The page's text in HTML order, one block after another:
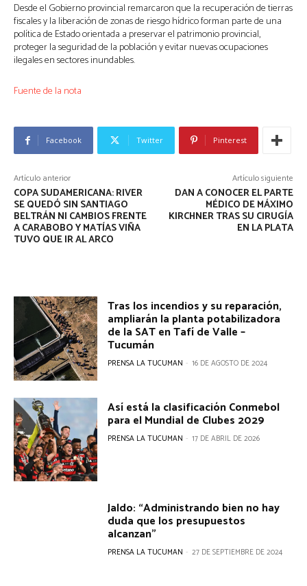
Desde el Gobierno provincial remarcaron que la recuperación de tierras
fiscales y la liberación de zonas de riesgo hídrico forman parte de una
política de Estado orientada a preservar el patrimonio provincial,
proteger la seguridad de la población y evitar nuevas ocupaciones
ilegales en sectores inundables.
Fuente de la nota
Facebook Twitter Pinterest
Artículo anterior
COPA SUDAMERICANA: RIVER
SE QUEDÓ SIN SANTIAGO
BELTRÁN NI CAMBIOS FRENTE
A CARABOBO Y MATÍAS VIÑA
TUVO QUE IR AL ARCO
Artículo siguiente
DAN A CONOCER EL PARTE
MÉDICO DE MÁXIMO
KIRCHNER TRAS SU CIRUGÍA
EN LA PLATA
Tras los incendios y su reparación,
ampliarán la planta potabilizadora
de la SAT en Tafí de Valle –
Tucumán
PRENSA LA TUCUMAN - 16 DE AGOSTO DE 2024
Así está la clasificación Conmebol
para el Mundial de Clubes 2029
PRENSA LA TUCUMAN - 17 DE ABRIL DE 2026
Jaldo: “Administrando bien no hay
duda que los presupuestos
alcanzan”
PRENSA LA TUCUMAN - 27 DE SEPTIEMBRE DE 2024